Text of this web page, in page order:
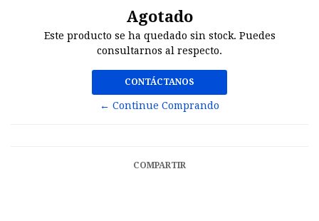
Agotado
Este producto se ha quedado sin stock. Puedes
consultarnos al respecto.
CONTÁCTANOS
← Continue Comprando
COMPARTIR